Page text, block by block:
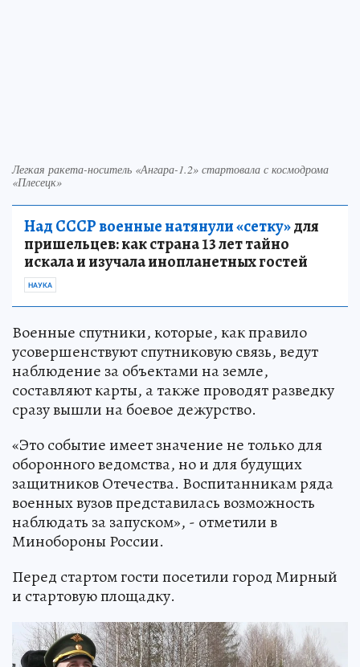
Легкая ракета-носитель «Ангара-1.2» стартовала с космодрома
«Плесецк»
Над СССР военные натянули «сетку»для
пришельцев: как страна 13 лет тайно
искала и изучала инопланетных гостей
НАУКА
Военные спутники, которые, как правило
усовершенствуют спутниковую связь, ведут
наблюдение за объектами на земле,
составляют карты, а также проводят разведку
сразу вышли на боевое дежурство.
«Это событие имеет значение не только для
оборонного ведомства, но и для будущих
защитников Отечества. Воспитанникам ряда
военных вузов представилась возможность
наблюдать за запуском», - отметили в
Минобороны России.
Перед стартом гости посетили город Мирный
и стартовую площадку.